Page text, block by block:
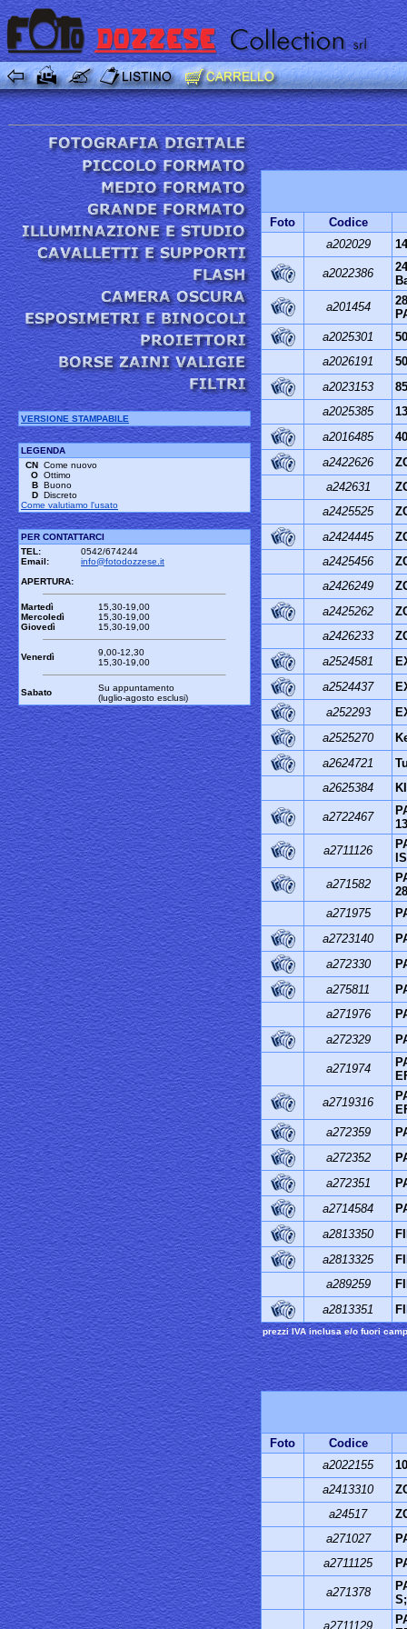
VERSIONE STAMPABILE
LEGENDA
CN Come nuovo
O Ottimo
B Buono
D Discreto
Come valutiamo l'usato
PER CONTATTARCI
TEL:
0542/674244
Email:
info@fotodozzese.it
APERTURA:
Martedì
Mercoledì
Giovedì
15,30-19,00
15,30-19,00
15,30-19,00
Venerdì
9,00-12,30
15,30-19,00
Sabato
Su appuntamento
(luglio-agosto esclusi)
Foto
Codice
a202029
a2022386
a201454
a2025301
a2026191
a2023153
a2025385
a2016485
a2422626
a242631
a2425525
a2424445
a2425456
a2426249
a2425262
a2426233
a2524581
a2524437
a252293
a2525270
a2624721
a2625384
a2722467
a2711126
a271582
a271975
a2723140
a272330
a275811
a271976
a272329
a271974
a2719316
a272359
a272352
a272351
a2714584
a2813350
a2813325
a289259
a2813351
prezzi IVA inclusa e/o fuori
Foto
Codice
a2022155
a2413310
a24517
a271027
a2711125
a271378
a2711129